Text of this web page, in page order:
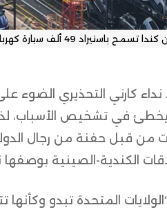
ألف سيارة كهربائية صينية (أ ف ب)
كارني التحذيري الضوء على
يخطئ في تشخيص الأسباب،
من قبل حفنة من رجال
الكندية-الصينية
المتحدة تبدو